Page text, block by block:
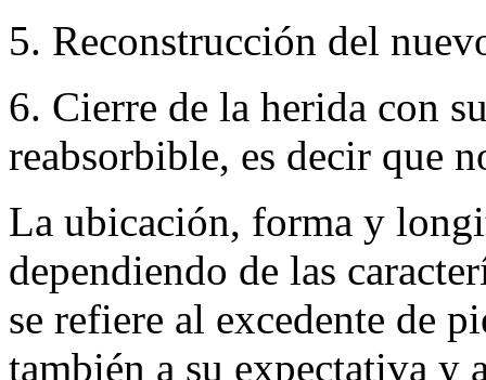
5. Reconstrucción del
6. Cierre de la herida con
reabsorbible, es decir que
La ubicación, forma y
dependiendo de las
se refiere al excedente de
también a su expectativa y